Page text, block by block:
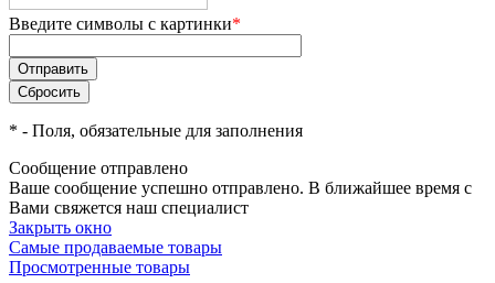
Введите символы с картинки*
* - Поля, обязательные для заполнения
Сообщение отправлено
Ваше сообщение успешно отправлено. В ближайшее время с
Вами свяжется наш специалист
Закрыть окно
Самые продаваемые товары
Просмотренные товары